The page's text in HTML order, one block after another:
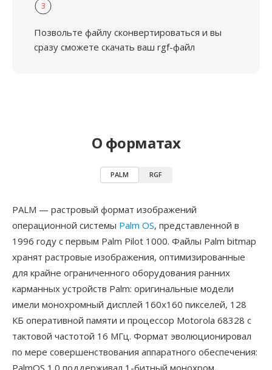
3
Позвольте файлу сконвертироваться и вы
сразу сможете скачать ваш rgf-файл
О форматах
PALM RGF
PALM — растровый формат изображений
операционной системы Palm OS, представленной в
1996 году с первым Palm Pilot 1000. Файлы Palm bitmap
хранят растровые изображения, оптимизированные
для крайне ограниченного оборудования ранних
карманных устройств Palm: оригинальные модели
имели монохромный дисплей 160x160 пикселей, 128
КБ оперативной памяти и процессор Motorola 68328 с
тактовой частотой 16 МГц. Формат эволюционировал
по мере совершенствования аппаратного обеспечения:
PalmOS 1.0 поддерживал 1-битный монохром,